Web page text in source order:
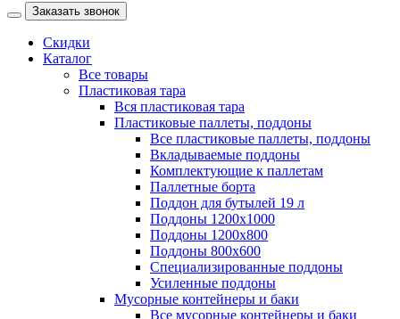
Заказать звонок
Скидки
Каталог
Все товары
Пластиковая тара
Вся пластиковая тара
Пластиковые паллеты, поддоны
Все пластиковые паллеты, поддоны
Вкладываемые поддоны
Комплектующие к паллетам
Паллетные борта
Поддон для бутылей 19 л
Поддоны 1200х1000
Поддоны 1200х800
Поддоны 800х600
Специализированные поддоны
Усиленные поддоны
Мусорные контейнеры и баки
Все мусорные контейнеры и баки